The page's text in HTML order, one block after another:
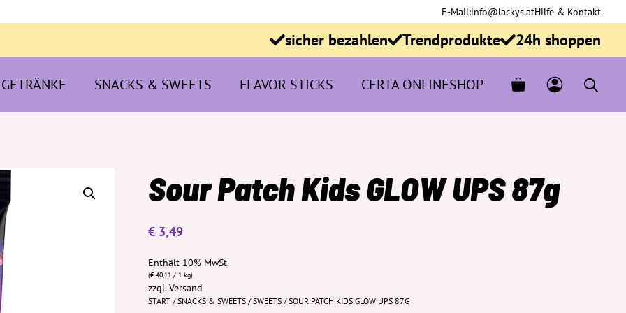
E-Mail:info@lackys.atHilfe & Kontakt
sicher bezahlen Trendprodukte 24h shoppen
GETRÄNKE SNACKS & SWEETS FLAVOR STICKS CERTA ONLINESHOP
Sour Patch Kids GLOW UPS 87g
€ 3,49
Enthält 10% MwSt.
(€40,11 / 1 kg)
zzgl.Versand
START /SNACKS & SWEETS /SWEETS / SOUR PATCH KIDS GLOW UPS 87G